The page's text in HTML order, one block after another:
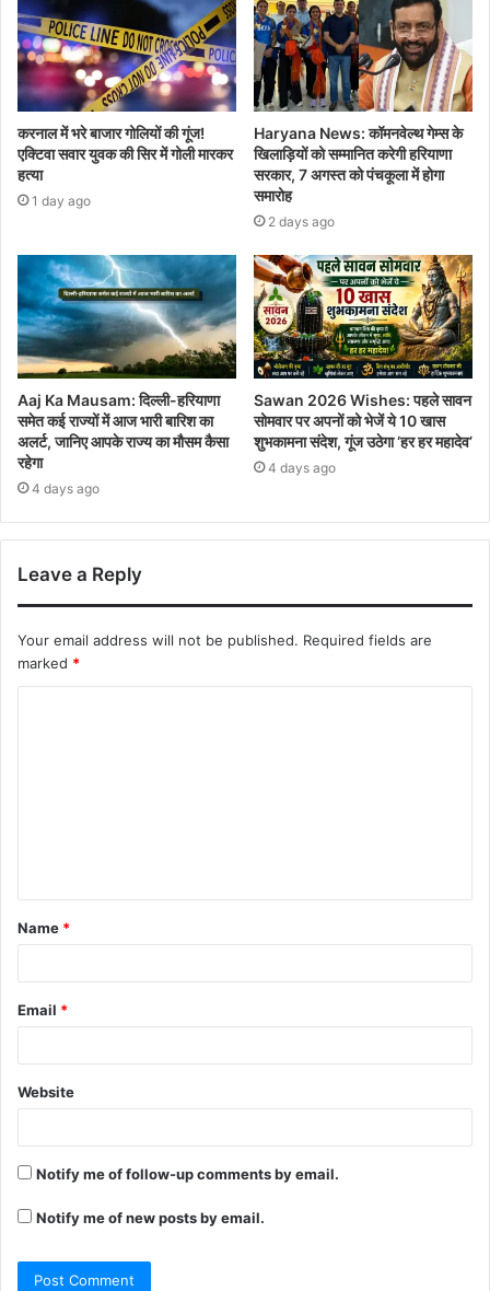
करनाल में भरे बाजार गोलियों की गूंज!
एक्टिवा सवार युवक की सिर में गोली मारकर
हत्या
1 day ago
Haryana News: कॉमनवेल्थ गेम्स के
खिलाड़ियों को सम्मानित करेगी हरियाणा
सरकार, 7 अगस्त को पंचकूला में होगा
समारोह
2 days ago
Aaj Ka Mausam: दिल्ली-हरियाणा
समेत कई राज्यों में आज भारी बारिश का
अलर्ट, जानिए आपके राज्य का मौसम कैसा
रहेगा
4 days ago
Sawan 2026 Wishes: पहले सावन
सोमवार पर अपनों को भेजें ये 10 खास
शुभकामना संदेश, गूंज उठेगा ‘हर हर महादेव’
4 days ago
Leave a Reply
Your email address will not be published. Required fields are
marked *
Name *
Email *
Website
Notify me of follow-up comments by email.
Notify me of new posts by email.